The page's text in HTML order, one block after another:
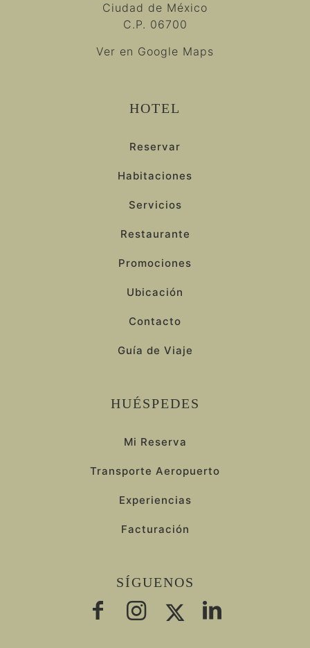
Ciudad de México
C.P. 06700
Ver en Google Maps
HOTEL
Reservar
Habitaciones
Servicios
Restaurante
Promociones
Ubicación
Contacto
Guía de Viaje
HUÉSPEDES
Mi Reserva
Transporte Aeropuerto
Experiencias
Facturación
SÍGUENOS